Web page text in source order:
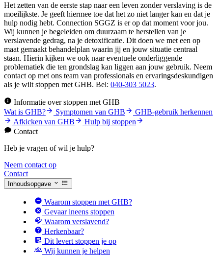
Het zetten van de eerste stap naar een leven zonder verslaving is de
moeilijkste. Je geeft hiermee toe dat het zo niet langer kan en dat je
hulp nodig hebt. Connection SGGZ is er op dat moment voor jou.
Wij kunnen je begeleiden om duurzaam te herstellen van je
verslavende gedrag, na je detoxificatie. Dit doen we met een op
maat gemaakt behandelplan waarin jij en jouw situatie centraal
staan. Hierin kijken we ook naar eventuele onderliggende
problematiek die ten grondslag kan liggen aan jouw gebruik. Neem
contact op met ons team van professionals en ervaringsdeskundigen
als je wilt stoppen met GHB. Bel: 040-303 5023.
Informatie over stoppen met GHB
Wat is GHB?
Symptomen van GHB
GHB-gebruik herkennen
Afkicken van GHB
Hulp bij stoppen
Contact
Heb je vragen of wil je hulp?
Neem contact op
Contact
Inhoudsopgave
Waarom stoppen met GHB?
Gevaar ineens stoppen
Waarom verslavend?
Herkenbaar?
Dit levert stoppen je op
Wij kunnen je helpen